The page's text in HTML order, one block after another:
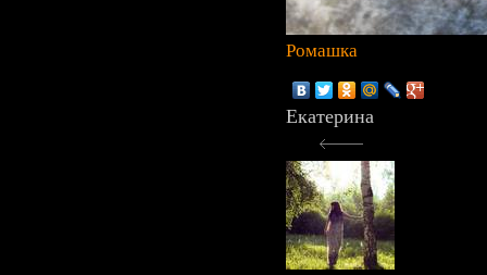
Ромашка
Екатерина